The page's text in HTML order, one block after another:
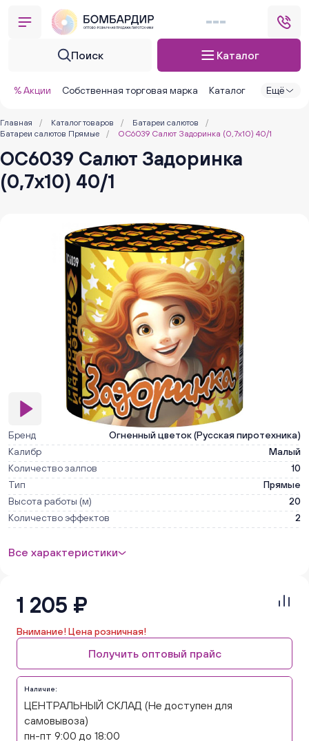
Поиск Каталог
% Акции Собственная торговая марка Каталог Ещё
Главная / Каталог товаров / Батареи салютов
/
Батареи салютов Прямые
/ ОС6039 Салют Задоринка (0,7х10) 40/1
ОС6039 Салют Задоринка
(0,7х10) 40/1
Бренд
Огненный цветок (Русская пиротехника)
Калибр
Малый
Количество залпов
10
Тип
Прямые
Высота работы (м)
20
Количество эффектов
2
Все характеристики
1 205 ₽
Внимание! Цена розничная!
Получить оптовый прайс
Наличие:
ЦЕНТРАЛЬНЫЙ СКЛАД (Не доступен для
самовывоза)
пн-пт 9:00 до 18:00